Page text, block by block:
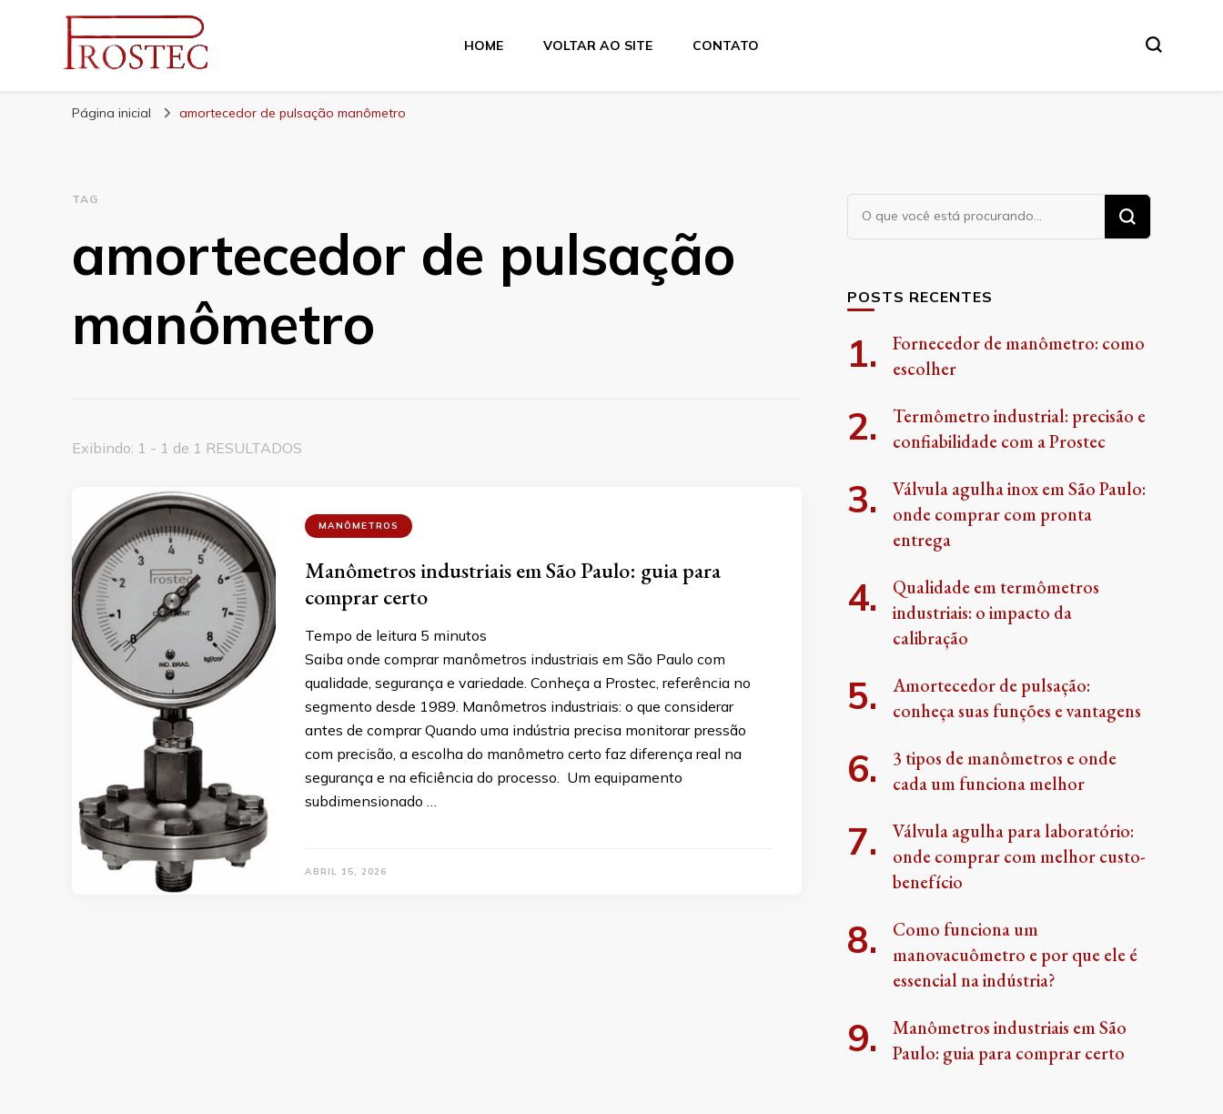
Prostec
HOME VOLTAR AO SITE CONTATO
Página inicial amortecedor de pulsação manômetro
TAG
amortecedor de pulsação
manômetro
Exibindo: 1 - 1 de 1 RESULTADOS
MANÔMETROS
Manômetros industriais em São Paulo: guia para
comprar certo
Tempo de leitura 5 minutos
Saiba onde comprar manômetros industriais em São Paulo com
qualidade, segurança e variedade. Conheça a Prostec, referência no
segmento desde 1989. Manômetros industriais: o que considerar
antes de comprar Quando uma indústria precisa monitorar pressão
com precisão, a escolha do manômetro certo faz diferença real na
segurança e na eficiência do processo. Um equipamento
subdimensionado …
ABRIL 15, 2026
Procurando
algo?
POSTS RECENTES
Fornecedor de manômetro: como
escolher
Termômetro industrial: precisão e
confiabilidade com a Prostec
Válvula agulha inox em São Paulo:
onde comprar com pronta
entrega
Qualidade em termômetros
industriais: o impacto da
calibração
Amortecedor de pulsação:
conheça suas funções e vantagens
3 tipos de manômetros e onde
cada um funciona melhor
Válvula agulha para laboratório:
onde comprar com melhor custo-
benefício
Como funciona um
manovacuômetro e por que ele é
essencial na indústria?
Manômetros industriais em São
Paulo: guia para comprar certo